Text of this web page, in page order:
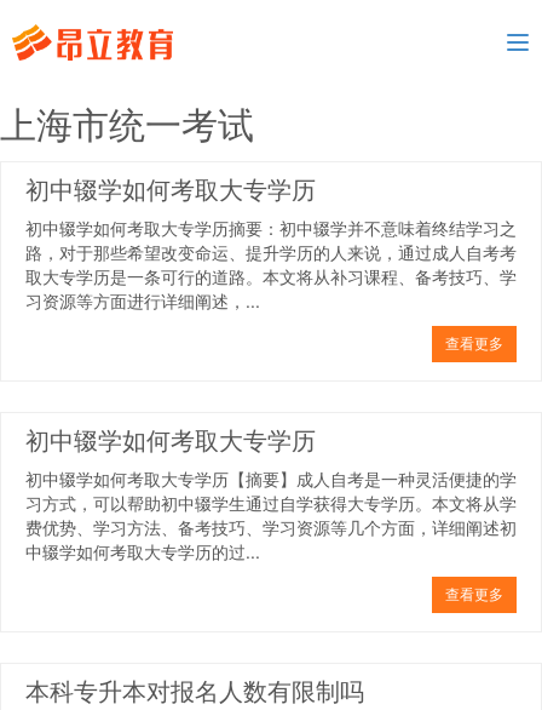
上海市统一考试
初中辍学如何考取大专学历
初中辍学如何考取大专学历摘要：初中辍学并不意味着终结学习之
路，对于那些希望改变命运、提升学历的人来说，通过成人自考考
取大专学历是一条可行的道路。本文将从补习课程、备考技巧、学
习资源等方面进行详细阐述，...
查看更多
初中辍学如何考取大专学历
初中辍学如何考取大专学历【摘要】成人自考是一种灵活便捷的学
习方式，可以帮助初中辍学生通过自学获得大专学历。本文将从学
费优势、学习方法、备考技巧、学习资源等几个方面，详细阐述初
中辍学如何考取大专学历的过...
查看更多
本科专升本对报名人数有限制吗